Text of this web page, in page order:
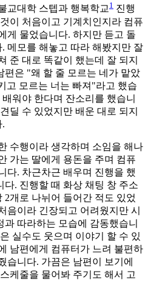
교대학 스텝과 행복학교1 진행
이 처음이고 기계치인지라 컴퓨
게 물었습니다. 하지만 듣고 돌
메모를 해놓고 따라 해봤지만 잘
준 대로 똑같이 했는데 잘 되지
편은 "왜 할 줄 모르는 네가 맡았
고 모르는 너는 빠져"라고 했습
워야 한다며 잔소리를 했습니
딜 수 있었지만 배운 대로 되지
.
수행이라 생각하며 소임을 해나
가는 딸에게 용돈을 주며 컴퓨
다. 차근차근 배우며 진행을 했
. 진행할 때 화상 채팅 창 주소
2개로 나뉘어 들어간 적도 있었
음이라 긴장되고 어려웠지만 시
따라하는 모습에 감동했습니
실수도 웃으며 이야기 할 수 있
남편에게 컴퓨터가 느려 불편하
습니다. 가끔은 남편이 보기에
케줄을 물어봐 주기도 해서 고